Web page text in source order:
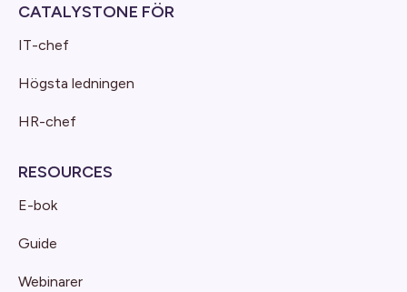
CATALYSTONE FÖR
IT-chef
Högsta ledningen
HR-chef
RESOURCES
E-bok
Guide
Webinarer